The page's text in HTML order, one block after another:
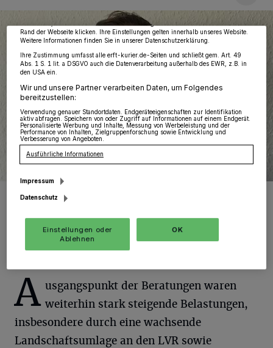
Wolfgang Wappenschmidt.
A usgangspunkt der Beratungen waren
weiterhin stark steigende Belastungen,
insbesondere durch eine wachsende
Landschaftsumlage an den LVR sowie
wieder aufrufen, um Ihre Einstellungen zu ändern oder Ihre Einwilligung zu
widerrufen, indem Sie auf den Link Einstellungen oder Ablehnen am unteren
Rand der Webseite klicken. Ihre Einstellungen gelten innerhalb unseres Website.
Weitere Informationen finden Sie in unserer Datenschutzerklärung.
Ihre Zustimmung umfasst alle erft-kurier.de-Seiten und schließt gem. Art. 49
Abs. 1 S. 1 lit. a DSGVO auch die Datenverarbeitung außerhalb des EWR, z.B. in
den USA ein.
Wir und unsere Partner verarbeiten Daten, um Folgendes
bereitzustellen:
Verwendung genauer Standortdaten. Endgeräteeigenschaften zur Identifikation
aktiv abfragen. Speichern von oder Zugriff auf Informationen auf einem Endgerät.
Personalisierte Werbung und Inhalte, Messung von Werbeleistung und der
Performance von Inhalten, Zielgruppenforschung sowie Entwicklung und
Verbesserung von Angeboten.
Ausführliche Informationen
Impressum
Datenschutz
Einstellungen oder
Ablehnen
OK